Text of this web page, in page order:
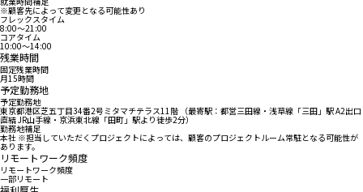
※顧客先によって変更となる可能性あり
フレックスタイム
8:00〜21:00
コアタイム
10:00〜14:00
残業時間
固定残業時間
月15時間
予定勤務地
予定勤務地
東京都港区芝五丁目34番2号ミタマチテラス11階 （最寄駅：都営三田線・浅草線「三田」駅 A2出口
直結 JR山手線・京浜東北線「田町」駅より徒歩2分）
勤務地補足
本社 ※担当していただくプロジェクトによっては、顧客のプロジェクトルーム常駐となる可能性が
あります。
リモートワーク頻度
リモートワーク頻度
一部リモート